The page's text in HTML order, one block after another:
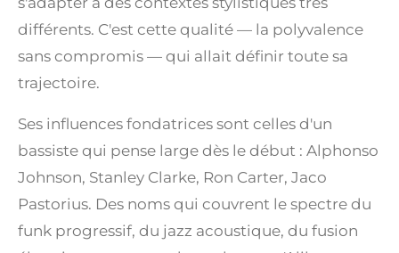
différents. C'est cette qualité — la polyvalence
sans compromis — qui allait définir toute sa
trajectoire.
Ses influences fondatrices sont celles d'un
bassiste qui pense large dès le début : Alphonso
Johnson, Stanley Clarke, Ron Carter, Jaco
Pastorius. Des noms qui couvrent le spectre du
funk progressif, du jazz acoustique, du fusion